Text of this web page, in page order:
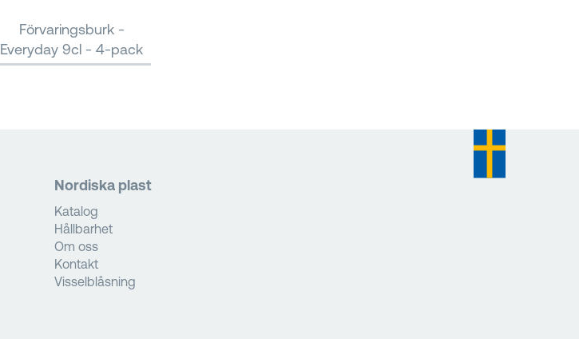
Förvaringsburk -
Everyday 9cl - 4-pack
Nordiska plast
Katalog
Hållbarhet
Om oss
Kontakt
Visselblåsning